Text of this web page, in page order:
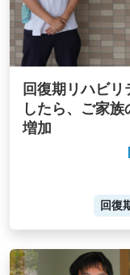
回復期リハビ
したら、ご家
増加
回復